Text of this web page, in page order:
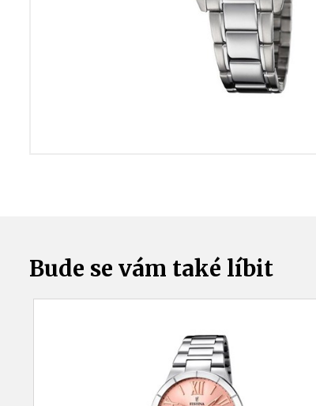
Bude se vám také líbit